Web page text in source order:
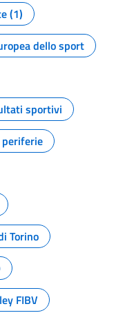
(1)
dello sport
sportivi
Torino
FIBV